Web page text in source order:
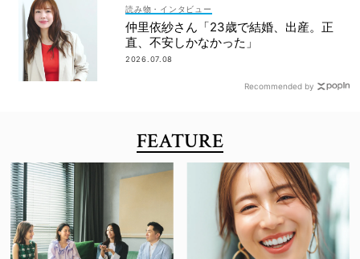
読み物・インタビュー
仲里依紗さん「23歳で結婚、出産。正
直、不安しかなかった」
2026.07.08
Recommended by
FEATURE